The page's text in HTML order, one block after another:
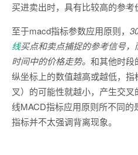
买进卖出时，具有比较高的参考
至于macd指标参数应用原则，
线买点和卖点捕捉的参考信号
时间中的价格走势。 和其他时段
纵坐标上的数值越高或越低，
叉）的可能性就越小，产生交
线MACD指标应用原则所不同
指标并不太强调背离现象。